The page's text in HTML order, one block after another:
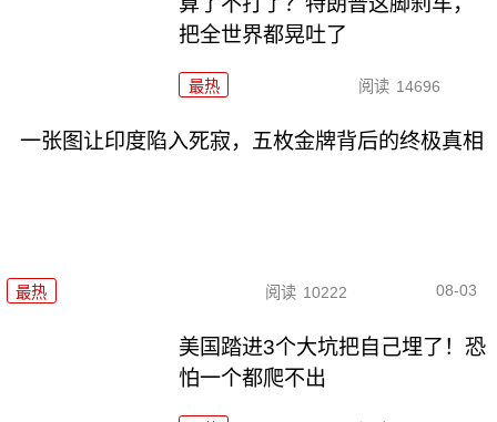
把全世界都晃吐了
最热 阅读 14696
一张图让印度陷入死寂，五枚金牌背后的终极真相
最热 阅读 10222 08-03
美国踏进3个大坑把自己埋了！恐
怕一个都爬不出